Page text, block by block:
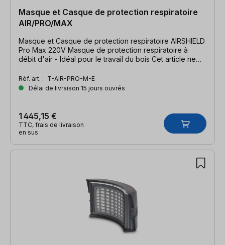
Masque et Casque de protection respiratoire
AIR/PRO/MAX
Masque et Casque de protection respiratoire AIRSHIELD
Pro Max 220V Masque de protection respiratoire à
débit d'air - Idéal pour le travail du bois Cet article ne
d'hygiène !
Réf. art. : T-AIR-PRO-M-E
Délai de livraison 15 jours ouvrés
1 445,15 €
TTC, frais de livraison
en sus